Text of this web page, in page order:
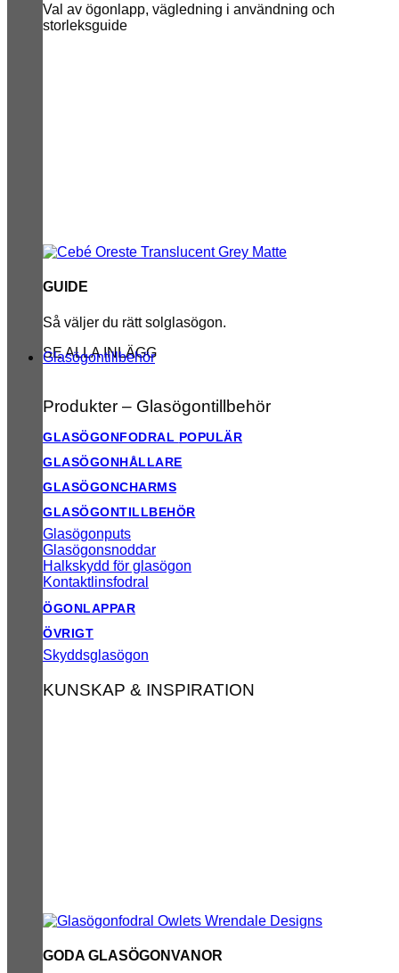
Val av ögonlapp, vägledning i användning och
storleksguide
GUIDE
Så väljer du rätt solglasögon.
SE ALLA INLÄGG
Glasögontillbehör
Produkter – Glasögontillbehör
GLASÖGONFODRAL
GLASÖGONHÅLLARE
GLASÖGONCHARMS
GLASÖGONTILLBEHÖR
Glasögonputs
Glasögonsnoddar
Halkskydd för glasögon
Kontaktlinsfodral
ÖGONLAPPAR
ÖVRIGT
Skyddsglasögon
KUNSKAP & INSPIRATION
GODA GLASÖGONVANOR